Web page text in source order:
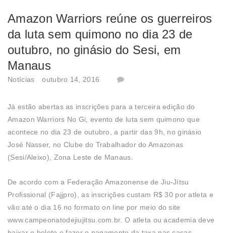
Amazon Warriors reúne os guerreiros
da luta sem quimono no dia 23 de
outubro, no ginásio do Sesi, em
Manaus
Notícias outubro 14, 2016
Já estão abertas as inscrições para a terceira edição do
Amazon Warriors No Gi, evento de luta sem quimono que
acontece no dia 23 de outubro, a partir das 9h, no ginásio
José Nasser, no Clube do Trabalhador do Amazonas
(Sesi/Aleixo), Zona Leste de Manaus.
De acordo com a Federação Amazonense de Jiu-Jítsu
Profissional (Fajjpro), as inscrições custam R$ 30 por atleta e
vão até o dia 16 no formato on line por meio do site
www.campeonatodejiujitsu.com.br. O atleta ou academia deve